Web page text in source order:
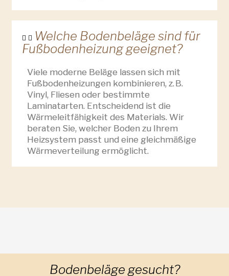
Welche Bodenbeläge sind für
Fußbodenheizung geeignet?
Viele moderne Beläge lassen sich mit
Fußbodenheizungen kombinieren, z. B.
Vinyl, Fliesen oder bestimmte
Laminatarten. Entscheidend ist die
Wärmeleitfähigkeit des Materials. Wir
beraten Sie, welcher Boden zu Ihrem
Heizsystem passt und eine gleichmäßige
Wärmeverteilung ermöglicht.
Bodenbeläge gesucht?